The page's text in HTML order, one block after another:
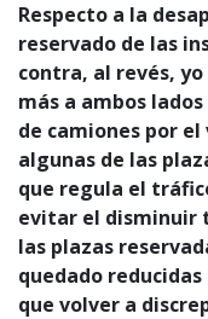
Respecto a la
reservado de las
contra, al revés,
más a ambos
de camiones por
algunas de las
que regula el
evitar el disminuir
las plazas
quedado reducidas
que volver a